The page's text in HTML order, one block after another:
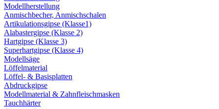
Modellherstellung
Anmischbecher, Anmischschalen
Artikulationsgipse (Klasse1)
Alabastergipse (Klasse 2)
Hartgipse (Klasse 3)
Superhartgipse (Klasse 4)
Modellsäge
Löffelmaterial
Löffel- & Basisplatten
Abdruckgipse
Modellmaterial & Zahnfleischmasken
Tauchhärter